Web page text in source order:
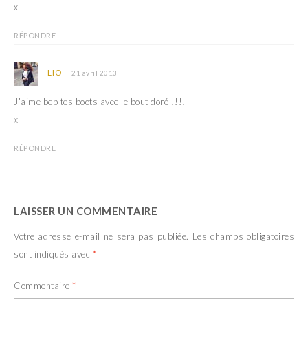
x
RÉPONDRE
LIO 21 avril 2013
J’aime bcp tes boots avec le bout doré !!!!
x
RÉPONDRE
LAISSER UN COMMENTAIRE
Votre adresse e-mail ne sera pas publiée. Les champs obligatoires
sont indiqués avec *
Commentaire *